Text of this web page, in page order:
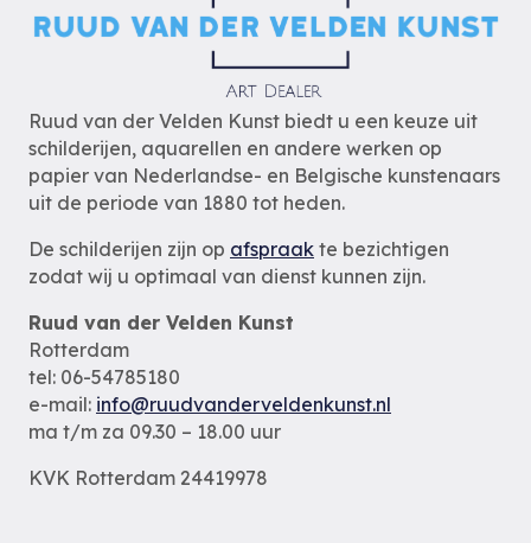
Ruud van der Velden Kunst biedt u een keuze uit
schilderijen, aquarellen en andere werken op
papier van Nederlandse- en Belgische kunstenaars
uit de periode van 1880 tot heden.
De schilderijen zijn op afspraak te bezichtigen
zodat wij u optimaal van dienst kunnen zijn.
Ruud van der Velden Kunst
Rotterdam
tel: 06-54785180
e-mail: info@ruudvanderveldenkunst.nl
ma t/m za 09.30 – 18.00 uur
KVK Rotterdam 24419978